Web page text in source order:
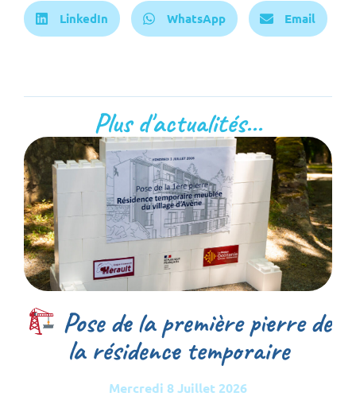
LinkedIn WhatsApp Email
Plus d'actualités...
Pose de la première pierre de
la résidence temporaire
Mercredi 8 Juillet 2026